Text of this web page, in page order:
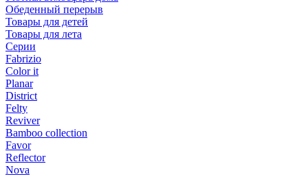
Обеденный перерыв
Товары для детей
Товары для лета
Серии
Fabrizio
Color it
Planar
District
Felty
Reviver
Bamboo collection
Favor
Reflector
Nova